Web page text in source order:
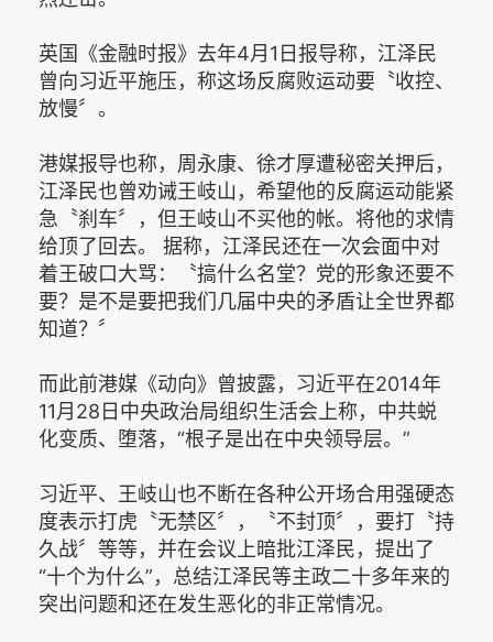
英国《金融时报》去年4月1日报导称，江泽民
曾向习近平施压，称这场反腐败运动要〝收控、
放慢〞。
港媒报导也称，周永康、徐才厚遭秘密关押后，
江泽民也曾劝诫王岐山，希望他的反腐运动能紧
急〝刹车〞，但王岐山不买他的帐。将他的求情
给顶了回去。 据称，江泽民还在一次会面中对
着王破口大骂：〝搞什么名堂？党的形象还要不
要？是不是要把我们几届中央的矛盾让全世界都
知道？〞
而此前港媒《动向》曾披露，习近平在2014年
11月28日中央政治局组织生活会上称，中共蜕
化变质、堕落，“根子是出在中央领导层。”
习近平、王岐山也不断在各种公开场合用强硬态
度表示打虎〝无禁区〞，〝不封顶〞，要打〝持
久战〞等等，并在会议上暗批江泽民，提出了
“十个为什么”，总结江泽民等主政二十多年来的
突出问题和还在发生恶化的非正常情况。